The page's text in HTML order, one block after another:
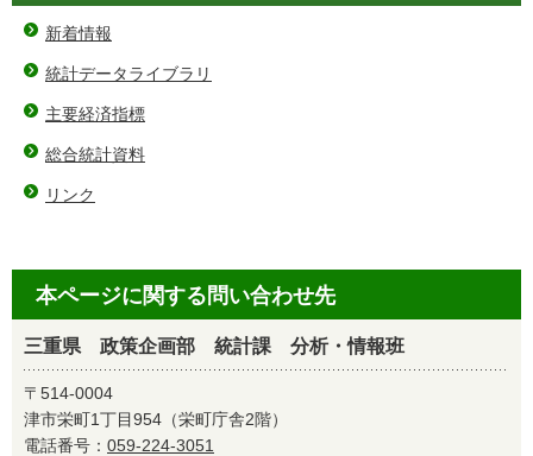
新着情報
統計データライブラリ
主要経済指標
総合統計資料
リンク
本ページに関する問い合わせ先
三重県 政策企画部 統計課 分析・情報班
〒514-0004
津市栄町1丁目954（栄町庁舎2階）
電話番号： 059-224-3051